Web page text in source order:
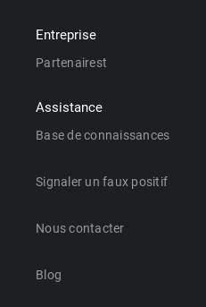
Entreprise
Partenairest
Assistance
Base de connaissances
Signaler un faux positif
Nous contacter
Blog